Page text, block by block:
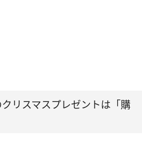
リスマスプレゼントは「購